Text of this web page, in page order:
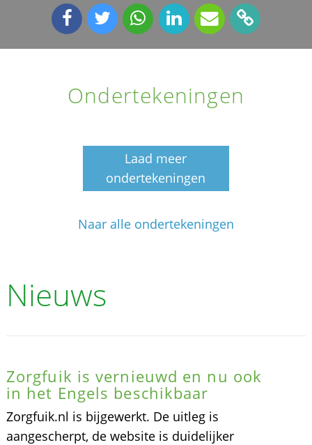
Ondertekeningen
Laad meer
ondertekeningen
Naar alle ondertekeningen
Nieuws
Zorgfuik is vernieuwd en nu ook
in het Engels beschikbaar
Zorgfuik.nl is bijgewerkt. De uitleg is
aangescherpt, de website is duidelijker